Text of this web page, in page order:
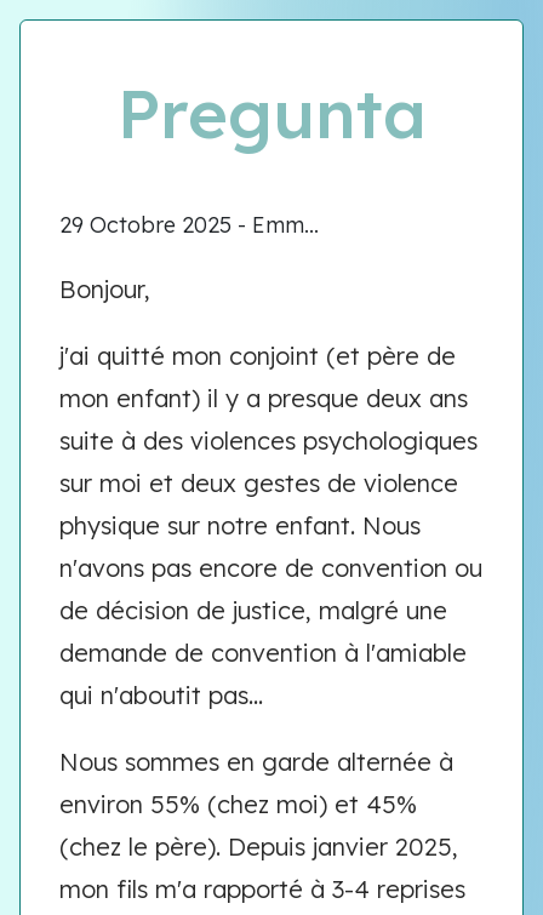
Pregunta
29 Octobre 2025 - Emm...
Bonjour,
j'ai quitté mon conjoint (et père de
mon enfant) il y a presque deux ans
suite à des violences psychologiques
sur moi et deux gestes de violence
physique sur notre enfant. Nous
n'avons pas encore de convention ou
de décision de justice, malgré une
demande de convention à l'amiable
qui n'aboutit pas...
Nous sommes en garde alternée à
environ 55% (chez moi) et 45%
(chez le père). Depuis janvier 2025,
mon fils m'a rapporté à 3-4 reprises